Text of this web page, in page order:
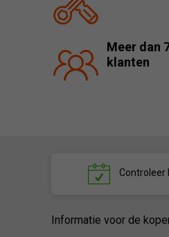
Meer dan
klanten
Controleer
Informatie voor de